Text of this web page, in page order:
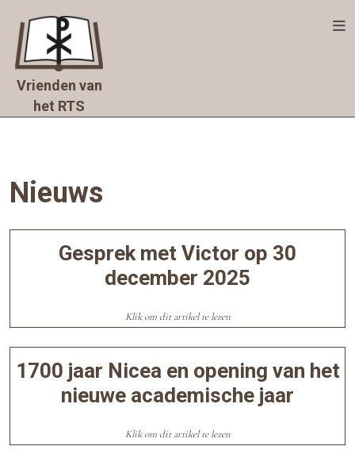
content
Vrienden van
het RTS
Home
RTS
Nieuws
×
Nieuws
Nieuws
Gesprek met Victor op 30
december 2025
Klik om dit artikel te lezen
1700 jaar Nicea en opening van het
nieuwe academische jaar
Klik om dit artikel te lezen